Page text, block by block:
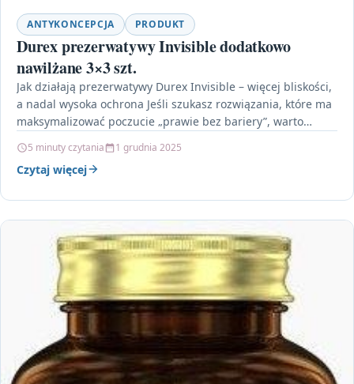
ANTYKONCEPCJA PRODUKT
Durex prezerwatywy Invisible dodatkowo
nawilżane 3×3 szt.
Jak działają prezerwatywy Durex Invisible – więcej bliskości,
a nadal wysoka ochrona Jeśli szukasz rozwiązania, które ma
maksymalizować poczucie „prawie bez bariery”, warto
5 minuty czytania 1 grudnia 2025
Czytaj więcej